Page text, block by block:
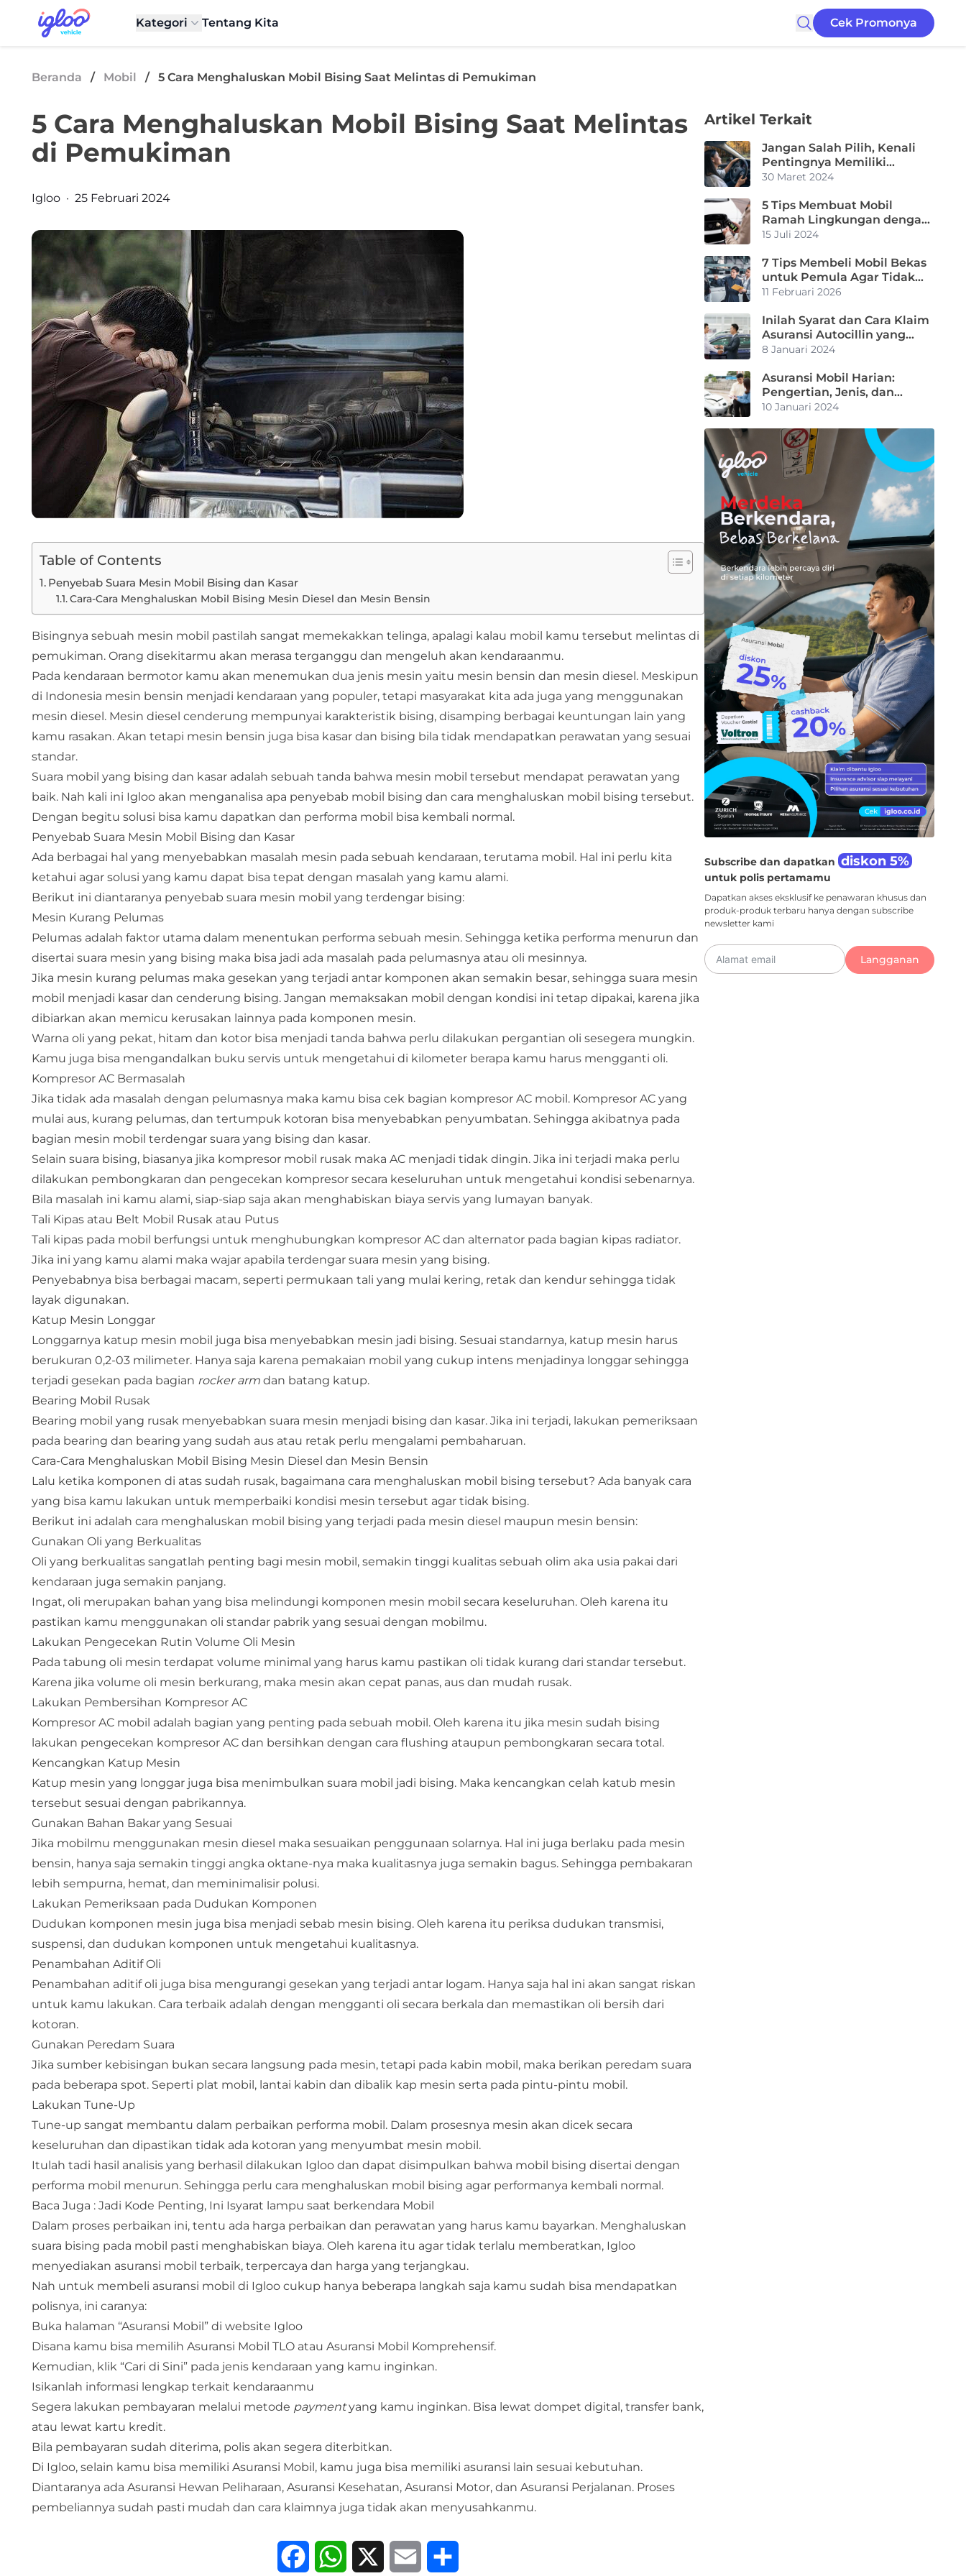
Skip to content
Igloo Blog
Kategori
Tentang Kita Cek Promonya
Beranda / Mobil / 5 Cara Menghaluskan Mobil Bising Saat Melintas di Pemukiman
5 Cara Menghaluskan Mobil Bising Saat Melintas
di Pemukiman
Posted by
Igloo · 25 Februari 2024
Table of Contents
Penyebab Suara Mesin Mobil Bising dan Kasar
Cara-Cara Menghaluskan Mobil Bising Mesin Diesel dan Mesin Bensin
Bisingnya sebuah mesin mobil pastilah sangat memekakkan telinga, apalagi kalau mobil kamu tersebut melintas di
pemukiman. Orang disekitarmu akan merasa terganggu dan mengeluh akan kendaraanmu.
Pada kendaraan bermotor kamu akan menemukan dua jenis mesin yaitu mesin bensin dan mesin diesel. Meskipun
di Indonesia mesin bensin menjadi kendaraan yang populer, tetapi masyarakat kita ada juga yang menggunakan
mesin diesel. Mesin diesel cenderung mempunyai karakteristik bising, disamping berbagai keuntungan lain yang
kamu rasakan. Akan tetapi mesin bensin juga bisa kasar dan bising bila tidak mendapatkan perawatan yang sesuai
standar.
Suara mobil yang bising dan kasar adalah sebuah tanda bahwa mesin mobil tersebut mendapat perawatan yang
baik. Nah kali ini Igloo akan menganalisa apa penyebab mobil bising dan cara menghaluskan mobil bising tersebut.
Dengan begitu solusi bisa kamu dapatkan dan performa mobil bisa kembali normal.
Penyebab Suara Mesin Mobil Bising dan Kasar
Ada berbagai hal yang menyebabkan masalah mesin pada sebuah kendaraan, terutama mobil. Hal ini perlu kita
ketahui agar solusi yang kamu dapat bisa tepat dengan masalah yang kamu alami.
Berikut ini diantaranya penyebab suara mesin mobil yang terdengar bising:
Mesin Kurang Pelumas
Pelumas adalah faktor utama dalam menentukan performa sebuah mesin. Sehingga ketika performa menurun dan
disertai suara mesin yang bising maka bisa jadi ada masalah pada pelumasnya atau oli mesinnya.
Jika mesin kurang pelumas maka gesekan yang terjadi antar komponen akan semakin besar, sehingga suara mesin
mobil menjadi kasar dan cenderung bising. Jangan memaksakan mobil dengan kondisi ini tetap dipakai, karena jika
dibiarkan akan memicu kerusakan lainnya pada komponen mesin.
Warna oli yang pekat, hitam dan kotor bisa menjadi tanda bahwa perlu dilakukan pergantian oli sesegera mungkin.
Kamu juga bisa mengandalkan buku servis untuk mengetahui di kilometer berapa kamu harus mengganti oli.
Kompresor AC Bermasalah
Jika tidak ada masalah dengan pelumasnya maka kamu bisa cek bagian kompresor AC mobil. Kompresor AC yang
mulai aus, kurang pelumas, dan tertumpuk kotoran bisa menyebabkan penyumbatan. Sehingga akibatnya pada
bagian mesin mobil terdengar suara yang bising dan kasar.
Selain suara bising, biasanya jika kompresor mobil rusak maka AC menjadi tidak dingin. Jika ini terjadi maka perlu
dilakukan pembongkaran dan pengecekan kompresor secara keseluruhan untuk mengetahui kondisi sebenarnya.
Bila masalah ini kamu alami, siap-siap saja akan menghabiskan biaya servis yang lumayan banyak.
Tali Kipas atau Belt Mobil Rusak atau Putus
Tali kipas pada mobil berfungsi untuk menghubungkan kompresor AC dan alternator pada bagian kipas radiator.
Jika ini yang kamu alami maka wajar apabila terdengar suara mesin yang bising.
Penyebabnya bisa berbagai macam, seperti permukaan tali yang mulai kering, retak dan kendur sehingga tidak
layak digunakan.
Katup Mesin Longgar
Longgarnya katup mesin mobil juga bisa menyebabkan mesin jadi bising. Sesuai standarnya, katup mesin harus
berukuran 0,2-03 milimeter. Hanya saja karena pemakaian mobil yang cukup intens menjadinya longgar sehingga
terjadi gesekan pada bagian rocker arm dan batang katup.
Bearing Mobil Rusak
Bearing mobil yang rusak menyebabkan suara mesin menjadi bising dan kasar. Jika ini terjadi, lakukan pemeriksaan
pada bearing dan bearing yang sudah aus atau retak perlu mengalami pembaharuan.
Cara-Cara Menghaluskan Mobil Bising Mesin Diesel dan Mesin Bensin
Lalu ketika komponen di atas sudah rusak, bagaimana cara menghaluskan mobil bising tersebut? Ada banyak cara
yang bisa kamu lakukan untuk memperbaiki kondisi mesin tersebut agar tidak bising.
Berikut ini adalah cara menghaluskan mobil bising yang terjadi pada mesin diesel maupun mesin bensin:
Gunakan Oli yang Berkualitas
Oli yang berkualitas sangatlah penting bagi mesin mobil, semakin tinggi kualitas sebuah olim aka usia pakai dari
kendaraan juga semakin panjang.
Ingat, oli merupakan bahan yang bisa melindungi komponen mesin mobil secara keseluruhan. Oleh karena itu
pastikan kamu menggunakan oli standar pabrik yang sesuai dengan mobilmu.
Lakukan Pengecekan Rutin Volume Oli Mesin
Pada tabung oli mesin terdapat volume minimal yang harus kamu pastikan oli tidak kurang dari standar tersebut.
Karena jika volume oli mesin berkurang, maka mesin akan cepat panas, aus dan mudah rusak.
Lakukan Pembersihan Kompresor AC
Kompresor AC mobil adalah bagian yang penting pada sebuah mobil. Oleh karena itu jika mesin sudah bising
lakukan pengecekan kompresor AC dan bersihkan dengan cara flushing ataupun pembongkaran secara total.
Kencangkan Katup Mesin
Katup mesin yang longgar juga bisa menimbulkan suara mobil jadi bising. Maka kencangkan celah katub mesin
tersebut sesuai dengan pabrikannya.
Gunakan Bahan Bakar yang Sesuai
Jika mobilmu menggunakan mesin diesel maka sesuaikan penggunaan solarnya. Hal ini juga berlaku pada mesin
bensin, hanya saja semakin tinggi angka oktane-nya maka kualitasnya juga semakin bagus. Sehingga pembakaran
lebih sempurna, hemat, dan meminimalisir polusi.
Lakukan Pemeriksaan pada Dudukan Komponen
Dudukan komponen mesin juga bisa menjadi sebab mesin bising. Oleh karena itu periksa dudukan transmisi,
suspensi, dan dudukan komponen untuk mengetahui kualitasnya.
Penambahan Aditif Oli
Penambahan aditif oli juga bisa mengurangi gesekan yang terjadi antar logam. Hanya saja hal ini akan sangat riskan
untuk kamu lakukan. Cara terbaik adalah dengan mengganti oli secara berkala dan memastikan oli bersih dari
kotoran.
Gunakan Peredam Suara
Jika sumber kebisingan bukan secara langsung pada mesin, tetapi pada kabin mobil, maka berikan peredam suara
pada beberapa spot. Seperti plat mobil, lantai kabin dan dibalik kap mesin serta pada pintu-pintu mobil.
Lakukan Tune-Up
Tune-up sangat membantu dalam perbaikan performa mobil. Dalam prosesnya mesin akan dicek secara
keseluruhan dan dipastikan tidak ada kotoran yang menyumbat mesin mobil.
Itulah tadi hasil analisis yang berhasil dilakukan Igloo dan dapat disimpulkan bahwa mobil bising disertai dengan
performa mobil menurun. Sehingga perlu cara menghaluskan mobil bising agar performanya kembali normal.
Baca Juga : Jadi Kode Penting, Ini Isyarat lampu saat berkendara Mobil
Dalam proses perbaikan ini, tentu ada harga perbaikan dan perawatan yang harus kamu bayarkan. Menghaluskan
suara bising pada mobil pasti menghabiskan biaya. Oleh karena itu agar tidak terlalu memberatkan, Igloo
menyediakan asuransi mobil terbaik, terpercaya dan harga yang terjangkau.
Nah untuk membeli asuransi mobil di Igloo cukup hanya beberapa langkah saja kamu sudah bisa mendapatkan
polisnya, ini caranya:
Buka halaman “Asuransi Mobil” di website Igloo
Disana kamu bisa memilih Asuransi Mobil TLO atau Asuransi Mobil Komprehensif.
Kemudian, klik “Cari di Sini” pada jenis kendaraan yang kamu inginkan.
Isikanlah informasi lengkap terkait kendaraanmu
Segera lakukan pembayaran melalui metode paymentyang kamu inginkan. Bisa lewat dompet digital, transfer bank,
atau lewat kartu kredit.
Bila pembayaran sudah diterima, polis akan segera diterbitkan.
Di Igloo, selain kamu bisa memiliki Asuransi Mobil, kamu juga bisa memiliki asuransi lain sesuai kebutuhan.
Diantaranya ada Asuransi Hewan Peliharaan, Asuransi Kesehatan, Asuransi Motor, dan Asuransi Perjalanan. Proses
pembeliannya sudah pasti mudah dan cara klaimnya juga tidak akan menyusahkanmu.
FacebookWhatsApp Email
Artikel Terkait
Jangan Salah Pilih, Kenali
Pentingnya Memiliki
Asuransi Mobil yang Tepat
30 Maret 2024
5 Tips Membuat Mobil
Ramah Lingkungan dengan
Mudah
15 Juli 2024
7 Tips Membeli Mobil Bekas
untuk Pemula Agar Tidak
Tertipu dan Rugi
11 Februari 2026
Inilah Syarat dan Cara Klaim
Asuransi Autocillin yang
Mudah Dilakukan
8 Januari 2024
Asuransi Mobil Harian:
Pengertian, Jenis, dan
Manfaatnya
10 Januari 2024
Subscribe dan dapatkan diskon 5%
untuk polis pertamamu
Dapatkan akses eksklusif ke penawaran khusus dan
produk-produk terbaru hanya dengan subscribe
newsletter kami
Langganan